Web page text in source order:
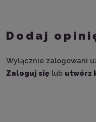
Dodaj
Wyłącznie zalogowani
Zaloguj się lub utwórz